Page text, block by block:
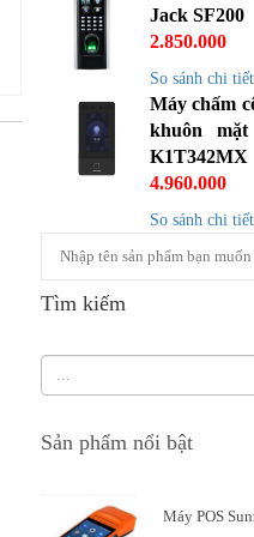
19.375.000Jack SF200
2.850.000
So sánh chi tiết
Máy chấm
khuôn
K1T342MX
4.960.000
So sánh chi tiết
Tìm kiếm
Sản phẩm nổi bật
Máy POS